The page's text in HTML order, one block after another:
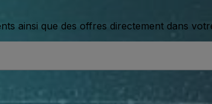
ainsi que des offres directement dans